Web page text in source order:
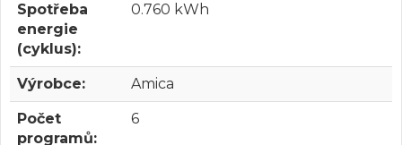
Spotřeba
energie
(cyklus):
0.760 kWh
Výrobce: Amica
Počet
programů:
6